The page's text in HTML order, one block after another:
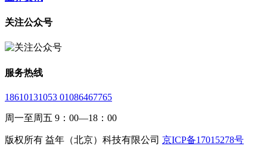
关注公众号
服务热线
18610131053 01086467765
周一至周五 9：00—18：00
版权所有 益年（北京）科技有限公司 京ICP备17015278号